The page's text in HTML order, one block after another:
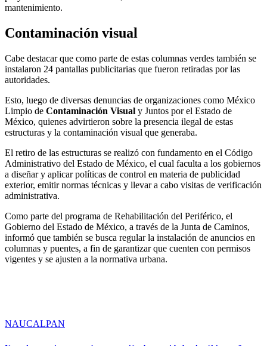
mantenimiento.
Contaminación visual
Cabe destacar que como parte de estas columnas verdes también se
instalaron 24 pantallas publicitarias que fueron retiradas por las
autoridades.
Esto, luego de diversas denuncias de organizaciones como México
Limpio de Contaminación Visual y Juntos por el Estado de
México, quienes advirtieron sobre la presencia ilegal de estas
estructuras y la contaminación visual que generaba.
El retiro de las estructuras se realizó con fundamento en el Código
Administrativo del Estado de México, el cual faculta a los gobiernos
a diseñar y aplicar políticas de control en materia de publicidad
exterior, emitir normas técnicas y llevar a cabo visitas de verificación
administrativa.
Como parte del programa de Rehabilitación del Periférico, el
Gobierno del Estado de México, a través de la Junta de Caminos,
informó que también se busca regular la instalación de anuncios en
columnas y puentes, a fin de garantizar que cuenten con permisos
vigentes y se ajusten a la normativa urbana.
NAUCALPAN